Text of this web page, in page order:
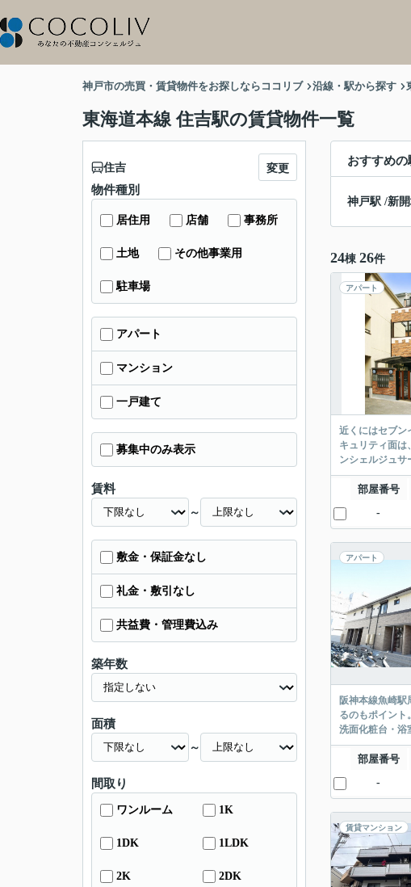
神戸市の売買・賃貸物件をお探しならココリブ 沿線・駅から探す
東海道本線 住吉駅の賃貸物件一覧
おすすめの
神戸駅 /新
24棟 26件
アパート
近くにはセブン
キュリティ面は
ンシェルジュサ
部屋番号
-
アパート
阪神本線魚崎
るのもポイント
洗面化粧台・浴
部屋番号
-
賃貸マンション
住吉 変更
物件種別
居住用 店舗 事務所
土地 その他事業用
駐車場
アパート
マンション
一戸建て
募集中のみ表示
賃料
～
敷金・保証金なし
礼金・敷引なし
共益費・管理費込み
築年数
面積
～
間取り
ワンルーム 1K
1DK 1LDK
2K 2DK